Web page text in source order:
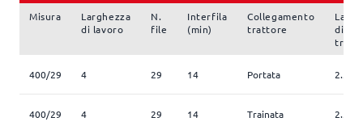
Misura
Larghezza
di lavoro
N.
file
Interfila
(min)
Collegamento
trattore
di
400/29 4 29 14 Portata 2.5
400/29 4 29 14 Trainata 2.5